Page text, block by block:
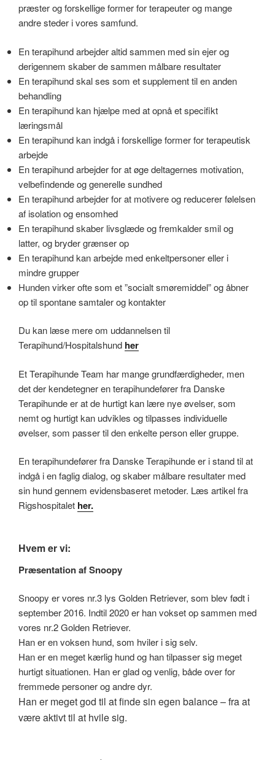
præster og forskellige former for terapeuter og mange
andre steder i vores samfund.
En terapihund arbejder altid sammen med sin ejer og
derigennem skaber de sammen målbare resultater
En terapihund skal ses som et supplement til en anden
behandling
En terapihund kan hjælpe med at opnå et specifikt
læringsmål
En terapihund kan indgå i forskellige former for terapeutisk
arbejde
En terapihund arbejder for at øge deltagernes motivation,
velbefindende og generelle sundhed
En terapihund arbejder for at motivere og reducerer følelsen
af isolation og ensomhed
En terapihund skaber livsglæde og fremkalder smil og
latter, og bryder grænser op
En terapihund kan arbejde med enkeltpersoner eller i
mindre grupper
Hunden virker ofte som et ”socialt smøremiddel” og åbner
op til spontane samtaler og kontakter
Du kan læse mere om uddannelsen til
Terapihund/Hospitalshund her
Et Terapihunde Team har mange grundfærdigheder, men
det der kendetegner en terapihundefører fra Danske
Terapihunde er at de hurtigt kan lære nye øvelser, som
nemt og hurtigt kan udvikles og tilpasses individuelle
øvelser, som passer til den enkelte person eller gruppe.
En terapihundefører fra Danske Terapihunde er i stand til at
indgå i en faglig dialog, og skaber målbare resultater med
sin hund gennem evidensbaseret metoder. Læs artikel fra
Rigshospitalet her.
Hvem er vi:
Præsentation af Snoopy
Snoopy er vores nr.3 lys Golden Retriever, som blev født i
september 2016. Indtil 2020 er han vokset op sammen med
vores nr.2 Golden Retriever.
Han er en voksen hund, som hviler i sig selv.
Han er en meget kærlig hund og han tilpasser sig meget
hurtigt situationen. Han er glad og venlig, både over for
fremmede personer og andre dyr.
Han er meget god til at finde sin egen balance – fra at
være aktivt til at hvile sig.